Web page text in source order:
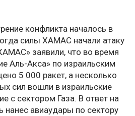
конфликта началось в
силы ХАМАС начали атаку
заявили, что во время
Аль-Акса» по израильским
5 000 ракет, а несколько
сил вошли в израильские
с сектором Газа. В ответ на
нанес авиаудары по сектору